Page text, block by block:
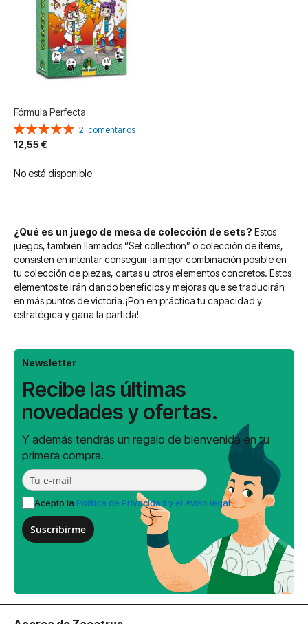
Fórmula Perfecta
Valoración:
100%
2 comentarios
12,55 €
No está disponible
¿Qué es un juego de mesa de colección de sets? Estos
juegos, también llamados “Set collection” o colección de ítems,
consisten en intentar conseguir la mejor combinación posible en
tu colección de piezas, cartas u otros elementos concretos. Estos
elementos te irán dando beneficios y mejoras que se traducirán
en más puntos de victoria.¡Pon en práctica tu capacidad y
estratégica y gana la partida!
Newsletter
Recibe las últimas
novedades y ofertas.
Y además tendrás un regalo de bienvenida en tu
primera compra.
Acepto la Política de Privacidad y el Aviso legal
Suscribirme